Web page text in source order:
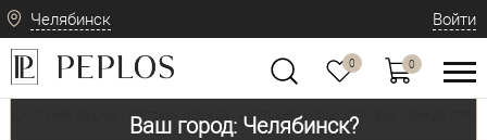
Челябинск
Ваш город: Челябинск?
Войти
0 0
Школьная форма / Детская одежда Детская и подростковая одежда для